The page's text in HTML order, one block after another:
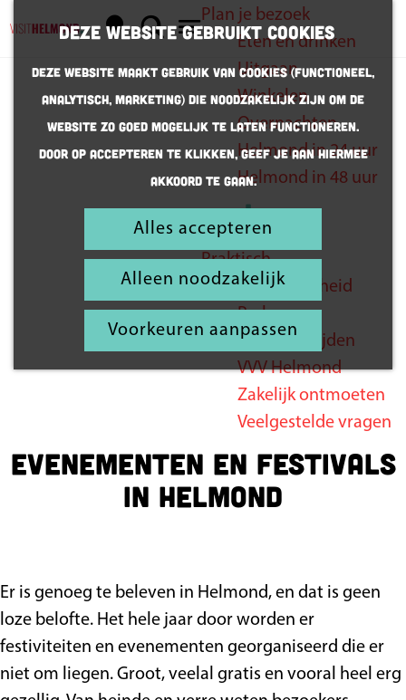
Deze website gebruikt cookies
Deze website maakt gebruik van cookies (Functioneel,
Analytisch, Marketing) die noodzakelijk zijn om de
website zo goed mogelijk te laten functioneren.
Door op accepteren te klikken, geef je aan hiermee
akkoord te gaan.
Alles accepteren
Alleen noodzakelijk
Voorkeuren aanpassen
K
a
r
t
Z
e
k
e
n
e
n
u
Plan je bezoek
Eten en drinken
Uitgaan
Winkelen
Overnachten
Helmond in 24 uur
Helmond in 48 uur
Inspiratie
Praktisch
Bereikbaarheid
Parkeren
Openingstijden
VVV Helmond
Zakelijk ontmoeten
Veelgestelde vragen
voor jong
en oud
Evenementen en festivals
in Helmond
Er is genoeg te beleven in Helmond, en dat is geen
loze belofte. Het hele jaar door worden er
festiviteiten en evenementen georganiseerd die er
niet om liegen. Groot, veelal gratis en vooral heel erg